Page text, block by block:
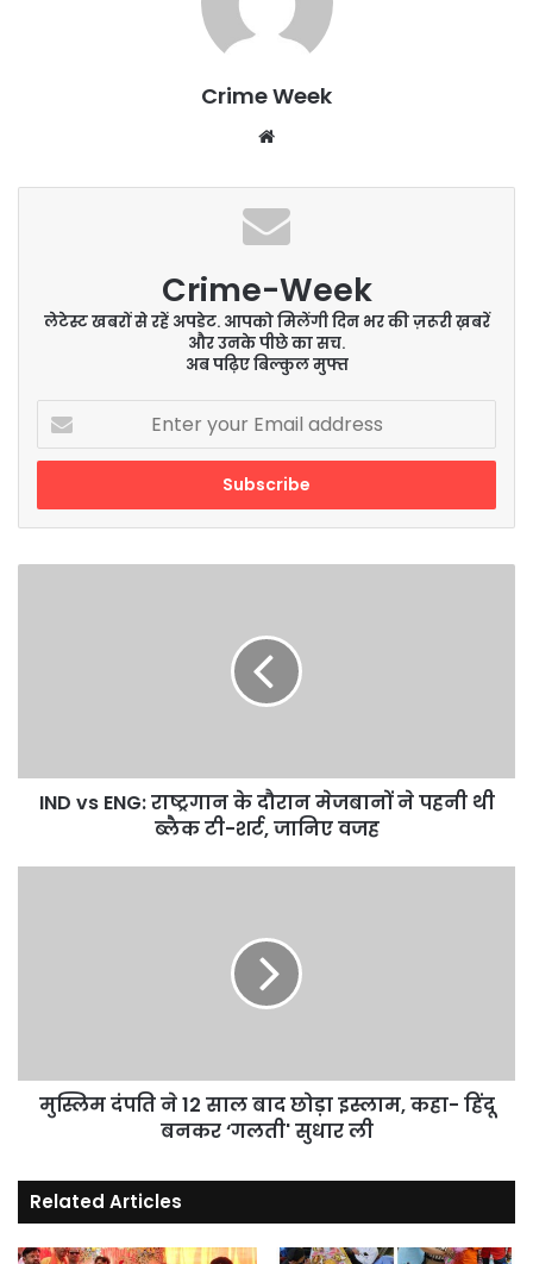
Crime Week
Crime-Week
लेटेस्ट खबरों से रहें अपडेट. आपको मिलेंगी दिन भर की ज़रूरी ख़बरें
और उनके पीछे का सच.
अब पढ़िए बिल्कुल मुफ्त
your
Email
पहनी
IND vs ENG: राष्ट्रगान के दौरान मेजबानों ने पहनी थी
ब्लैक टी-शर्ट, जानिए वजह
कहा-
सुधार
ली
मुस्लिम दंपति ने 12 साल बाद छोड़ा इस्लाम, कहा- हिंदू
बनकर ‘गलती' सुधार ली
Related Articles